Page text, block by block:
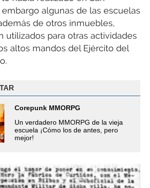
embargo algunas de las escuelas
de otros inmuebles,
utilizados para otras actividades
altos mandos del Ejército del
Corepunk MMORPG
Un verdadero MMORPG de la vieja
escuela ¡Cómo los de antes, pero
mejor!